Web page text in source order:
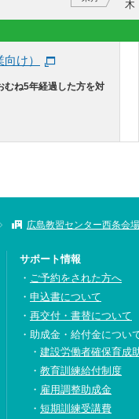
木
け）
むね5年経過した方を対
広島教習センター西条会
サポート情報
ご予約をされた方へ
申込書について
再交付・書替について
助成金・給付金につい
建設労働者確保育成
教育訓練給付制度
雇用調整助成金
短期訓練受講費